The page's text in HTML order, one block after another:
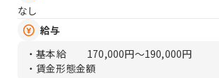
なし
給与
・基本給
170,000円〜190,000円
・賃金形態金額